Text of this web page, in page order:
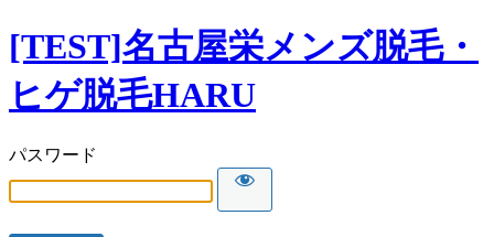
[TEST]名古屋栄メンズ脱毛・
ヒゲ脱毛HARU
パスワード